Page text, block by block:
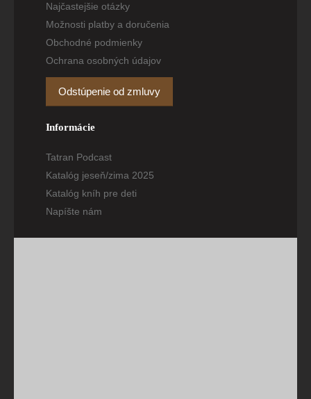
Najčastejšie otázky
Možnosti platby a doručenia
Obchodné podmienky
Ochrana osobných údajov
Odstúpenie od zmluvy
Informácie
Tatran Podcast
Katalóg jeseň/zima 2025
Katalóg kníh pre deti
Napíšte nám